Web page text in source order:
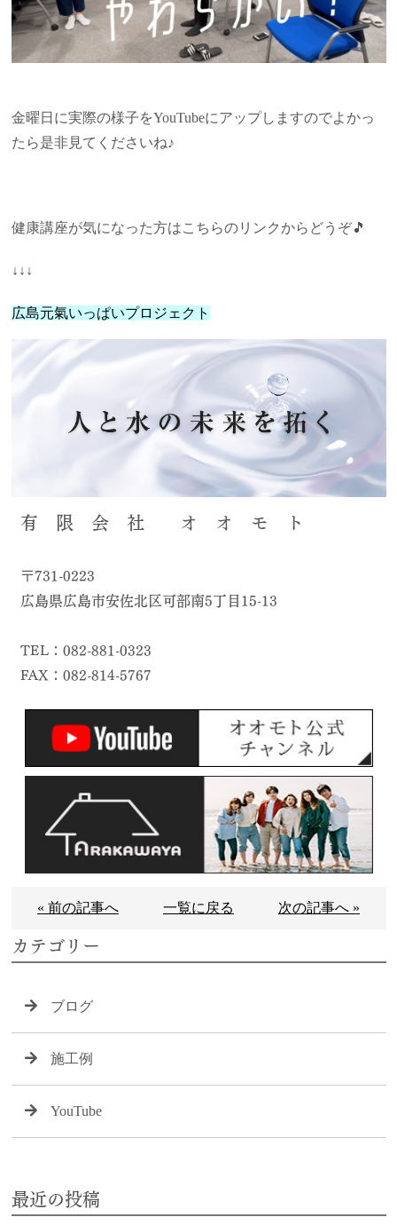
金曜日に実際の様子をYouTubeにアップしますのでよかっ
たら是非見てくださいね♪
健康講座が気になった方はこちらのリンクからどうぞ🎵
↓↓↓
広島元氣いっぱいプロジェクト
有 限 会 社 オ オ モ ト
〒731-0223
広島県広島市安佐北区可部南5丁目15-13
TEL：082-881-0323
FAX：082-814-5767
« 前の記事へ 一覧に戻る 次の記事へ »
カテゴリー
ブログ
施工例
YouTube
最近の投稿